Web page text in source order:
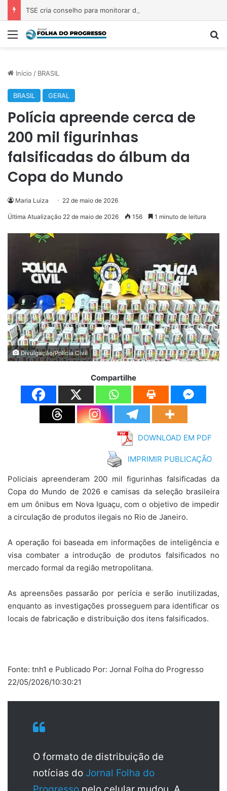
Menu
Início / BRASIL
BRASIL GERAL
Polícia apreende cerca de
200 mil figurinhas
falsificadas do álbum da
Copa do Mundo
Maria Luiza 22 de maio de 2026
Última Atualização 22 de maio de 2026 156 1 minuto de leitura
Divulgação/Polícia Civil
Compartilhe
DOWNLOAD EM PDF
IMPRIMIR PUBLICAÇÃO
Policiais apreenderam 200 mil figurinhas falsificadas da
Copa do Mundo de 2026 e camisas da seleção brasileira
em um ônibus em Nova Iguaçu, com o objetivo de impedir
a circulação de produtos ilegais no Rio de Janeiro.
A operação foi baseada em informações de inteligência e
visa combater a introdução de produtos falsificados no
mercado formal da região metropolitana.
As apreensões passarão por perícia e serão inutilizadas,
enquanto as investigações prosseguem para identificar os
locais de fabricação e distribuição dos itens falsificados.
Fonte: tnh1 e Publicado Por: Jornal Folha do Progresso
22/05/2026/10:30:21
O formato de distribuição de
notícias do Jornal Folha do